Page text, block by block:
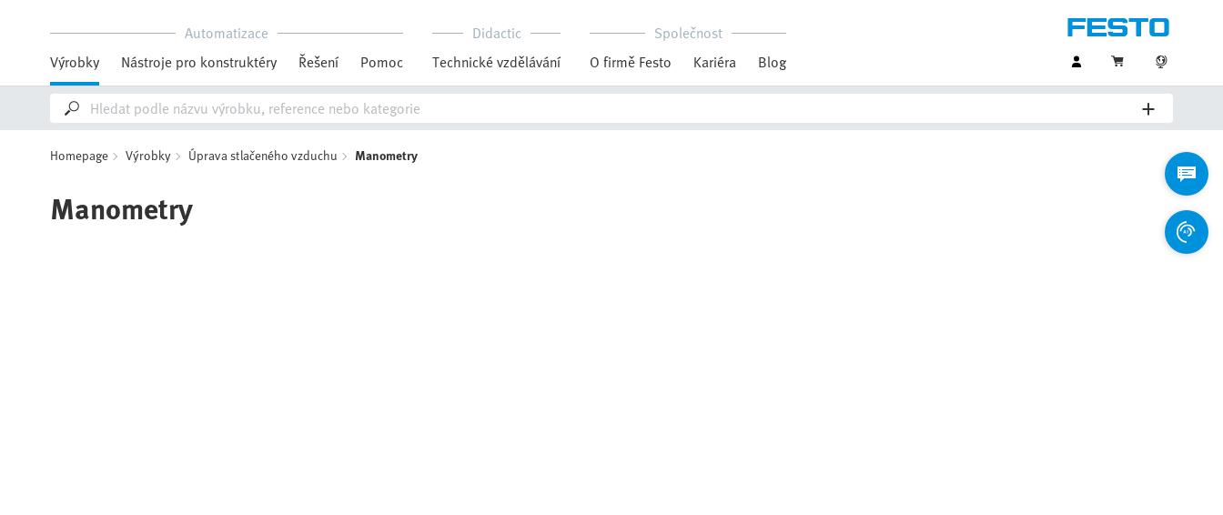
Automatizace
Výrobky
Nástroje pro konstruktéry Řešení Pomoc
Didactic
Technické vzdělávání
Společnost
O firmě Festo
Kariéra Blog
Homepage Výrobky Úprava stlačeného vzduchu Manometry
Manometry